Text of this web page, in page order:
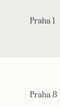
Praha 1
Praha 8